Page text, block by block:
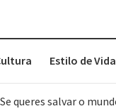
Estilo de Vida
Tem que filmar isso daí